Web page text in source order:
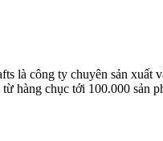
là công ty chuyên sản xuất
hàng chục tới 100.000 sản